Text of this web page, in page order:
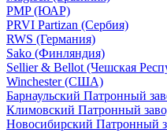
PMP (ЮАР)
PRVI Partizan (Сербия)
RWS (Германия)
Sako (Финляндия)
Sellier & Bellot (Чешская
Winchester (США)
Барнаульский Патронный
Климовский Патронный
Новосибирский Патронный